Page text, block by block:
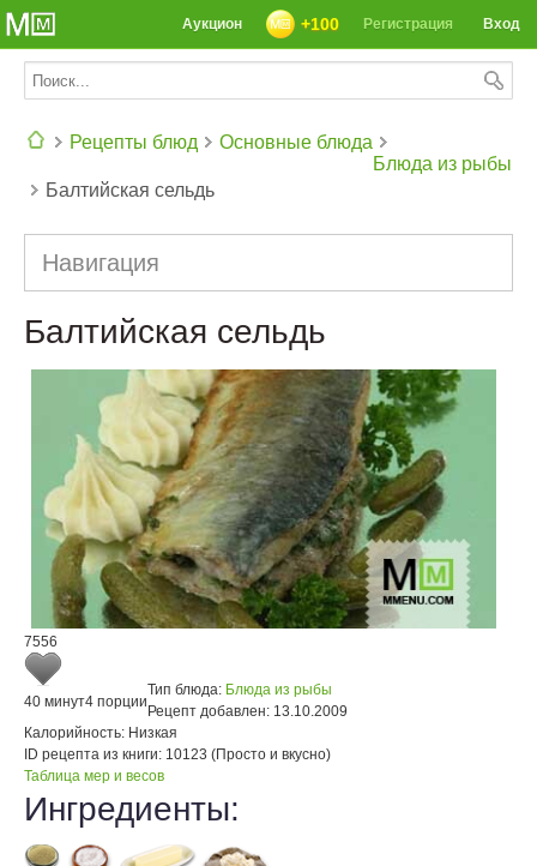
СЕГОДНЯ: 39142 РЕЦЕПТА
Вход
Регистрация
+100
Аукцион
Рецепты блюд
Основные блюда
Блюда из рыбы
Балтийская сельдь
Навигация
Балтийская сельдь
7556
40 минут4 порции
Тип блюда: Блюда из рыбы
Рецепт добавлен: 13.10.2009
Калорийность: Низкая
ID рецепта из книги: 10123 (Просто и вкусно)
Таблица мер и весов
Ингредиенты: